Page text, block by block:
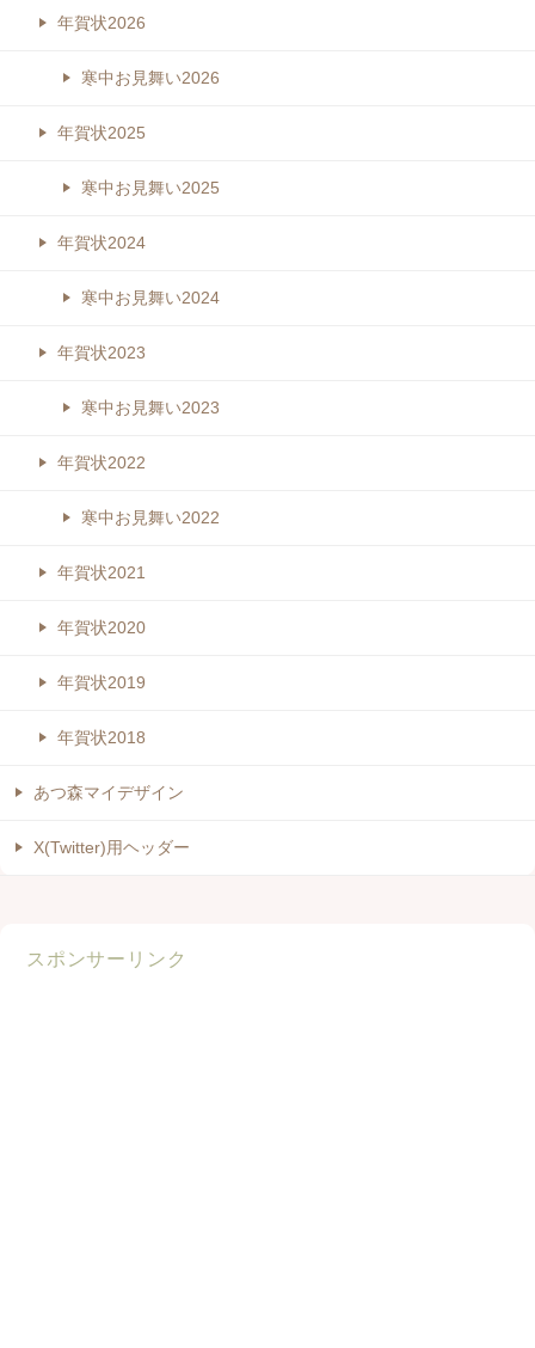
年賀状2026
寒中お見舞い2026
年賀状2025
寒中お見舞い2025
年賀状2024
寒中お見舞い2024
年賀状2023
寒中お見舞い2023
年賀状2022
寒中お見舞い2022
年賀状2021
年賀状2020
年賀状2019
年賀状2018
あつ森マイデザイン
X(Twitter)用ヘッダー
スポンサーリンク